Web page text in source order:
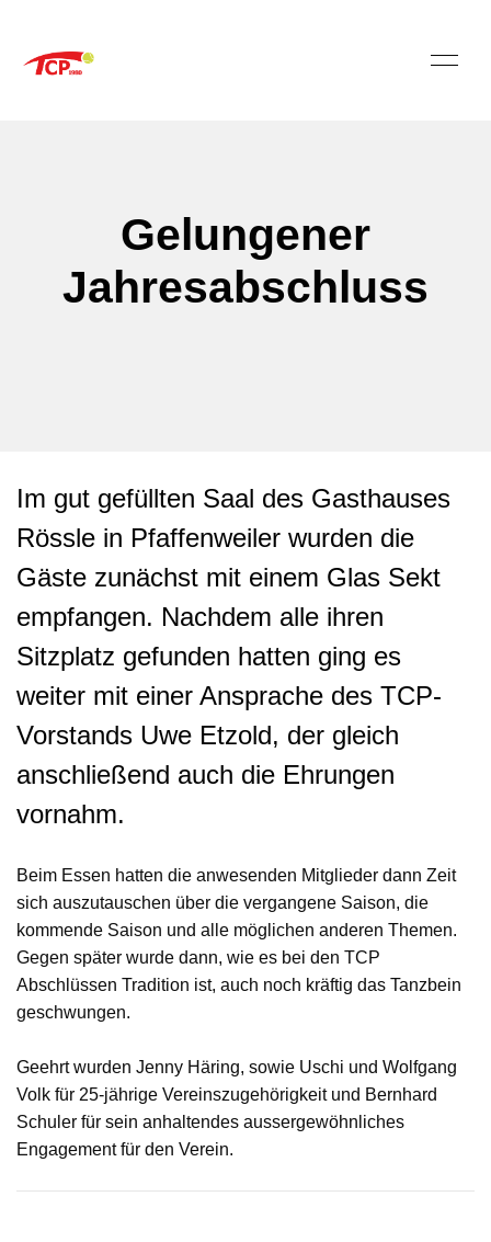
Gelungener
Jahresabschluss
Im gut gefüllten Saal des Gasthauses
Rössle in Pfaffenweiler wurden die
Gäste zunächst mit einem Glas Sekt
empfangen. Nachdem alle ihren
Sitzplatz gefunden hatten ging es
weiter mit einer Ansprache des TCP-
Vorstands Uwe Etzold, der gleich
anschließend auch die Ehrungen
vornahm.
Beim Essen hatten die anwesenden Mitglieder dann Zeit
sich auszutauschen über die vergangene Saison, die
kommende Saison und alle möglichen anderen Themen.
Gegen später wurde dann, wie es bei den TCP
Abschlüssen Tradition ist, auch noch kräftig das Tanzbein
geschwungen.
Geehrt wurden Jenny Häring, sowie Uschi und Wolfgang
Volk für 25-jährige Vereinszugehörigkeit und Bernhard
Schuler für sein anhaltendes aussergewöhnliches
Engagement für den Verein.